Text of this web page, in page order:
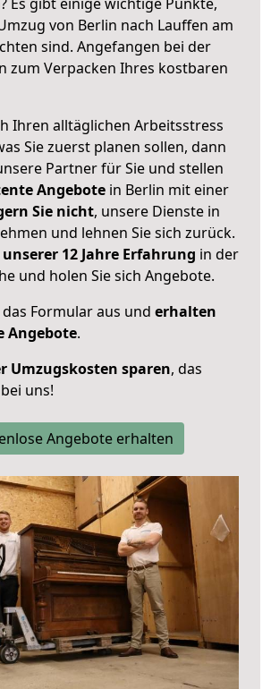
von Berlin nach Lauffen am
sind. Angefangen bei der
zum Verpacken Ihres kostbaren
Ihren alltäglichen Arbeitsstress
Sie zuerst planen sollen, dann
Partner für Sie und stellen
Angebote in Berlin mit einer
Sie nicht, unsere Dienste in
und lehnen Sie sich zurück.
12 Jahre Erfahrung in der
und holen Sie sich Angebote.
Formular aus und erhalten
Angebote.
Umzugskosten sparen, das
uns!
Angebote erhalten